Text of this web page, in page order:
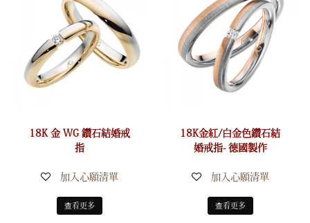
18K 金 WG 鑽石結婚戒
指
加入心願清單
查看更多
18K金紅/白金色鑽石結
婚戒指- 德國製作
加入心願清單
查看更多